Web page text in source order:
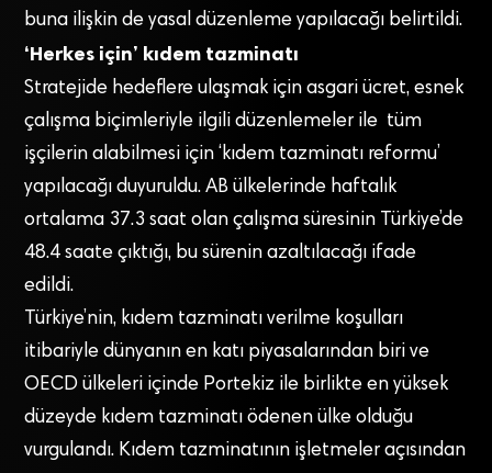
buna ilişkin de yasal düzenleme yapılacağı belirtildi.
‘Herkes için’ kıdem tazminatı
Stratejide hedeflere ulaşmak için asgari ücret, esnek
çalışma biçimleriyle ilgili düzenlemeler ile tüm
işçilerin alabilmesi için ‘kıdem tazminatı reformu’
yapılacağı duyuruldu. AB ülkelerinde haftalık
ortalama 37.3 saat olan çalışma süresinin Türkiye’de
48.4 saate çıktığı, bu sürenin azaltılacağı ifade
edildi.
Türkiye’nin, kıdem tazminatı verilme koşulları
itibariyle dünyanın en katı piyasalarından biri ve
OECD ülkeleri içinde Portekiz ile birlikte en yüksek
düzeyde kıdem tazminatı ödenen ülke olduğu
vurgulandı. Kıdem tazminatının işletmeler açısından